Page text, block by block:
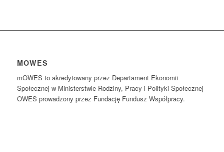
MOWES
mOWES to akredytowany przez Departament Ekonomii
Społecznej w Ministerstwie Rodziny, Pracy i Polityki Społecznej
OWES prowadzony przez Fundację Fundusz Współpracy.